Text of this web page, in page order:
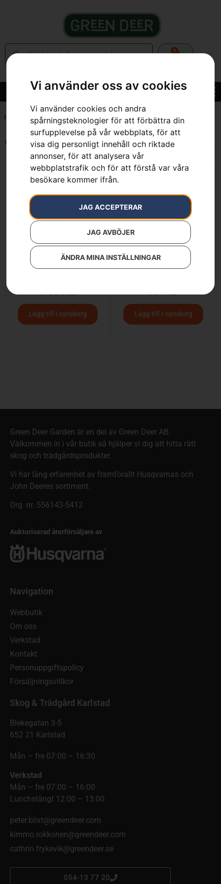
Vi använder oss av cookies
Vi använder cookies och andra
spårningsteknologier för att förbättra din
surfupplevelse på vår webbplats, för att
visa dig personligt innehåll och riktade
annonser, för att analysera vår
webbplatstrafik och för att förstå var våra
besökare kommer ifrån.
JAG ACCEPTERAR
JAG AVBÖJER
ÄNDRA MINA INSTÄLLNINGAR
0
Hem 80 cm
Visar alla 2 resultat
1 150kr
Lägg till i varukorg
979kr
Lägg till i varukorg
Green Deer Garden är en del av Green Deer AB.
Välkommen in i vår butik så hjälper vi dig att hitta rätt
skog och trädgårdsprodukter.
Vi har lång erfarenhet av framförallt Husqvarnas och
John Deeres sortiment.
Org. nr. 556143-5412
Auktoriserad återförsäljare av
Navigation
Webbutik
Om oss
Verkstad
Kontakt
Personuppgiftspolicy
Försäljningsvillkor
Skog & Trädgård Karlstad
Blekegatan 3-5
652 21 Karlstad
Mån – fre 07:00 – 16:30
Verkstad
Mån – fre 07:00 – 16:00
Lunchstängt 12:00 – 13:00
peter.blixt@greendeer.com
kimmo.rokkonen@greendeer.com
cathrin.frykevik@greendeer.se
054-13 77 20